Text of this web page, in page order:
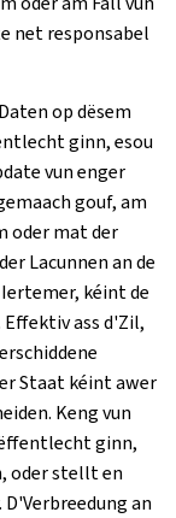
net responsabel
op dësem
ginn, esou
vun enger
gouf, am
oder mat der
Lacunnen an de
kéint de
ass d'Zil,
Staat kéint awer
Keng vun
ginn,
oder stellt en
an